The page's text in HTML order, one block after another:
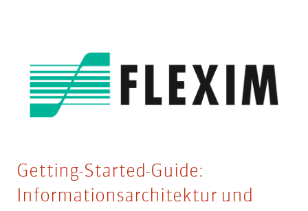
Getting-Started-Guide:
Informationsarchitektur und